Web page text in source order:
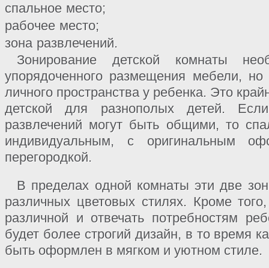
спальное место;
рабочее место;
зона развлечений.
Зонирование детской комнаты
упорядоченного размещения мебели,
личного пространства у ребенка. Это
детской для разнополых детей.
развлечений могут быть общими, то
индивидуальным, с оригинальным
перегородкой.
В пределах одной комнаты эти две
различных цветовых стилях. Кроме
различной и отвечать потребностям
будет более строгий дизайн, в то время
быть оформлен в мягком и уютном стиле.